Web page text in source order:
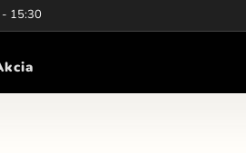
- 15:30